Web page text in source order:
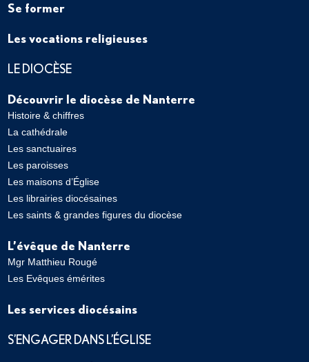
Se former
Les vocations religieuses
LE DIOCÈSE
Découvrir le diocèse de Nanterre
Histoire & chiffres
La cathédrale
Les sanctuaires
Les paroisses
Les maisons d’Église
Les librairies diocésaines
Les saints & grandes figures du diocèse
L’évêque de Nanterre
Mgr Matthieu Rougé
Les Evêques émérites
Les services diocésains
S’ENGAGER DANS L’ÉGLISE